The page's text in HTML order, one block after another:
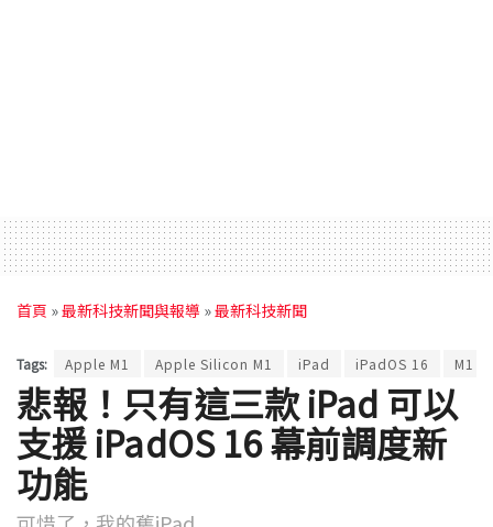
首頁 »最新科技新聞與報導 »最新科技新聞
Tags: Apple M1 Apple Silicon M1 iPad iPadOS 16 M1
悲報！只有這三款 iPad 可以
支援 iPadOS 16 幕前調度新
功能